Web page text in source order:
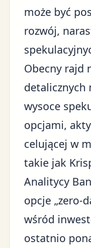
może być
rozwój,
Obecny rajd
detalicznych
wysoce
opcjami,
celującej w
takie jak
Analitycy
opcje „zero-
wśród
ostatnio